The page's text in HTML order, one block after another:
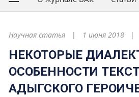
Научная статья 1 июня 2018
НЕКОТОРЫЕ
ОСОБЕННОСТИ
АДЫГСКОГО